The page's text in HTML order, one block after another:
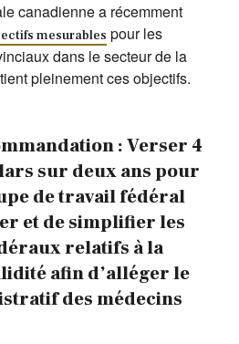
canadienne a récemment
mesurables pour les
dans le secteur de la
pleinement ces objectifs.
: Verser 4
sur deux ans pour
de travail fédéral
et de simplifier les
relatifs à la
afin d’alléger le
des médecins